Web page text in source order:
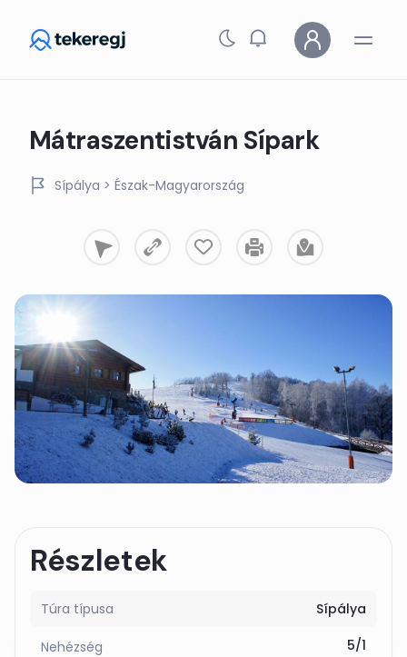
Mátraszentistván Sípark
Sípálya > Észak-Magyarország
Részletek
Túra típusa Sípálya
Nehézség 5/1